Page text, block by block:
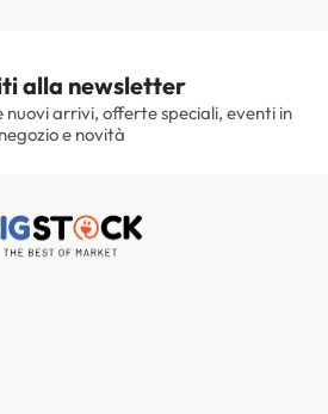
alla newsletter
nuovi arrivi, offerte speciali, eventi in
negozio e novità